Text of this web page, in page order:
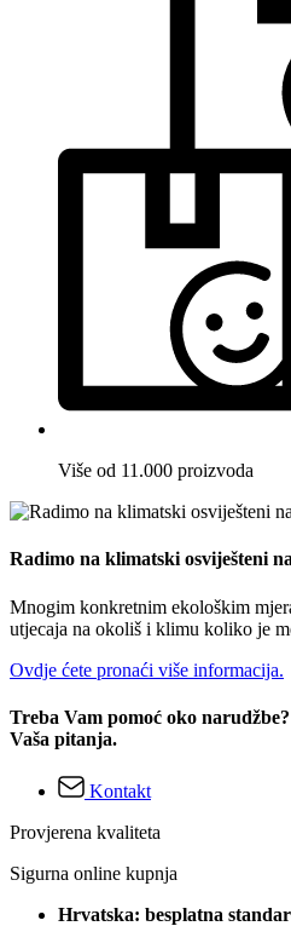
Više od 11.000 proizvoda
Radimo na klimatski osviješteni
Mnogim konkretnim ekološkim
utjecaja na okoliš i klimu koliko je
Ovdje ćete pronaći više informacija.
Treba Vam pomoć oko
Vaša pitanja.
Kontakt
Provjerena kvaliteta
Sigurna online kupnja
Hrvatska: besplatna